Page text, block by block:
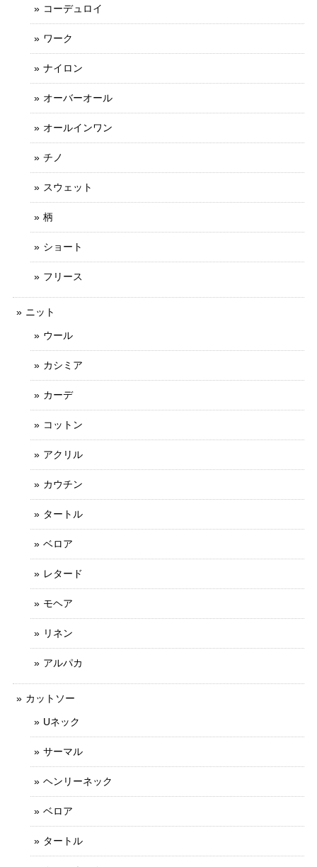
コーデュロイ
ワーク
ナイロン
オーバーオール
オールインワン
チノ
スウェット
柄
ショート
フリース
ニット
ウール
カシミア
カーデ
コットン
アクリル
カウチン
タートル
ベロア
レタード
モヘア
リネン
アルパカ
カットソー
Uネック
サーマル
ヘンリーネック
ベロア
タートル